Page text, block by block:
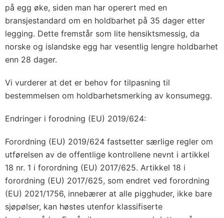
på egg øke, siden man har operert med en
bransjestandard om en holdbarhet på 35 dager etter
legging. Dette fremstår som lite hensiktsmessig, da
norske og islandske egg har vesentlig lengre holdbarhet
enn 28 dager.
Vi vurderer at det er behov for tilpasning til
bestemmelsen om holdbarhetsmerking av konsumegg.
Endringer i forodning (EU) 2019/624:
Forordning (EU) 2019/624 fastsetter særlige regler om
utførelsen av de offentlige kontrollene nevnt i artikkel
18 nr. 1 i forordning (EU) 2017/625. Artikkel 18 i
forordning (EU) 2017/625, som endret ved forordning
(EU) 2021/1756, innebærer at alle pigghuder, ikke bare
sjøpølser, kan høstes utenfor klassifiserte